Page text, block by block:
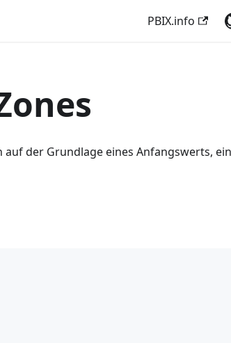
PBIX.info
der Grundlage eines Anfangswerts,